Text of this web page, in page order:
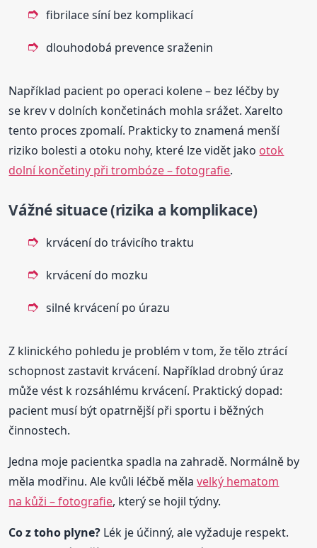
fibrilace síní bez komplikací
dlouhodobá prevence sraženin
Například pacient po operaci kolene – bez léčby by
se krev v dolních končetinách mohla srážet. Xarelto
tento proces zpomalí. Prakticky to znamená menší
riziko bolesti a otoku nohy, které lze vidět jako otok
dolní končetiny při trombóze – fotografie.
Vážné situace (rizika a komplikace)
krvácení do trávicího traktu
krvácení do mozku
silné krvácení po úrazu
Z klinického pohledu je problém v tom, že tělo ztrácí
schopnost zastavit krvácení. Například drobný úraz
může vést k rozsáhlému krvácení. Praktický dopad:
pacient musí být opatrnější při sportu i běžných
činnostech.
Jedna moje pacientka spadla na zahradě. Normálně by
měla modřinu. Ale kvůli léčbě mělavelký hematom
na kůži – fotografie, který se hojil týdny.
Co z toho plyne? Lék je účinný, ale vyžaduje respekt.